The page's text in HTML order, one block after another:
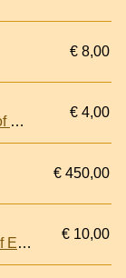
€ 8,00
The penance way. The mystery of Puffin's Atlantic voyage
€ 4,00
€ 450,00
The Rand McNally World Atlas of Exploration
€ 10,00